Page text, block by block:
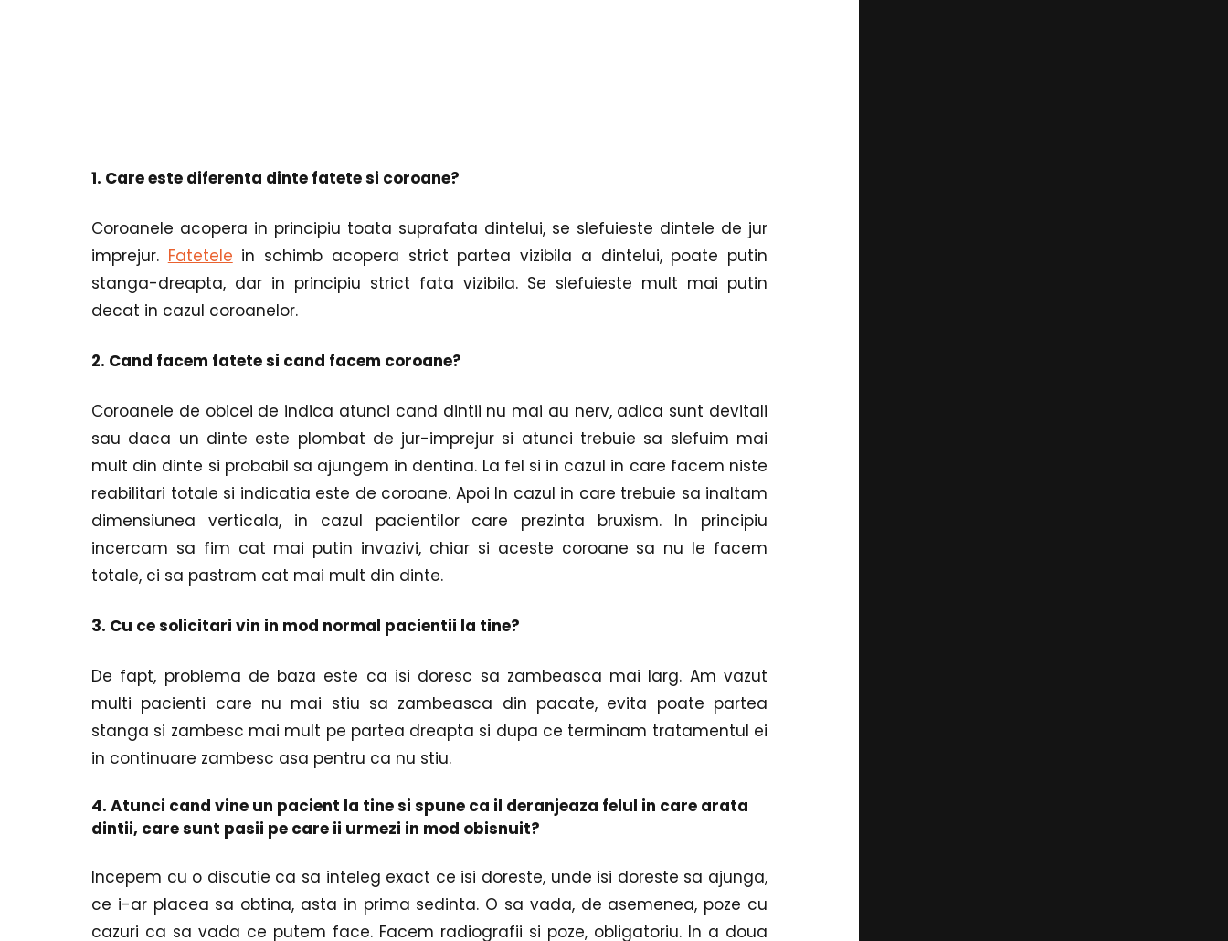
1. Care este diferenta dinte fatete si coroane?
Coroanele acopera in principiu toata suprafata dintelui, se slefuieste dintele de jur
imprejur. Fatetele in schimb acopera strict partea vizibila a dintelui, poate putin
stanga-dreapta, dar in principiu strict fata vizibila. Se slefuieste mult mai putin
decat in cazul coroanelor.
2. Cand facem fatete si cand facem coroane?
Coroanele de obicei de indica atunci cand dintii nu mai au nerv, adica sunt devitali
sau daca un dinte este plombat de jur-imprejur si atunci trebuie sa slefuim mai
mult din dinte si probabil sa ajungem in dentina. La fel si in cazul in care facem niste
reabilitari totale si indicatia este de coroane. Apoi In cazul in care trebuie sa inaltam
dimensiunea verticala, in cazul pacientilor care prezinta bruxism. In principiu
incercam sa fim cat mai putin invazivi, chiar si aceste coroane sa nu le facem
totale, ci sa pastram cat mai mult din dinte.
3. Cu ce solicitari vin in mod normal pacientii la tine?
De fapt, problema de baza este ca isi doresc sa zambeasca mai larg. Am vazut
multi pacienti care nu mai stiu sa zambeasca din pacate, evita poate partea
stanga si zambesc mai mult pe partea dreapta si dupa ce terminam tratamentul ei
in continuare zambesc asa pentru ca nu stiu.
4. Atunci cand vine un pacient la tine si spune ca il deranjeaza felul in care arata
dintii, care sunt pasii pe care ii urmezi in mod obisnuit?
Incepem cu o discutie ca sa inteleg exact ce isi doreste, unde isi doreste sa ajunga,
ce i-ar placea sa obtina, asta in prima sedinta. O sa vada, de asemenea, poze cu
cazuri ca sa vada ce putem face. Facem radiografii si poze, obligatoriu. In a doua